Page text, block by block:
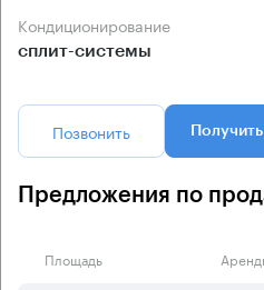
Кондиционирование
сплит-системы
Позвонить
Предложения по
Площадь